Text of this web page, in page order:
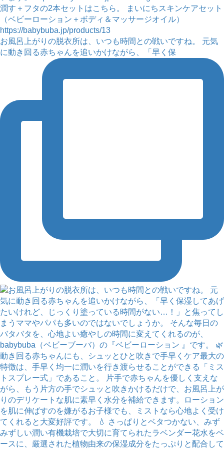
お風呂上がりの脱衣所は、いつも時間との戦いですね。 元気
に動き回る赤ちゃんを追いかけながら、「早く保